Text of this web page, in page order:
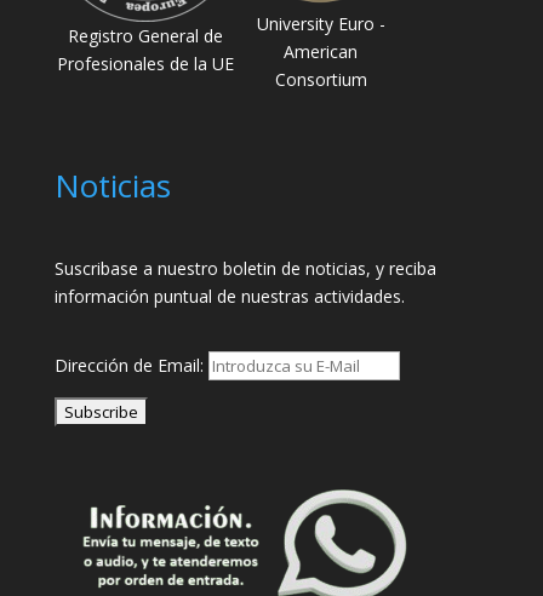
Registro General de
Profesionales de la UE
University Euro -
American
Consortium
Noticias
Suscribase a nuestro boletin de noticias, y reciba
información puntual de nuestras actividades.
Dirección de Email: